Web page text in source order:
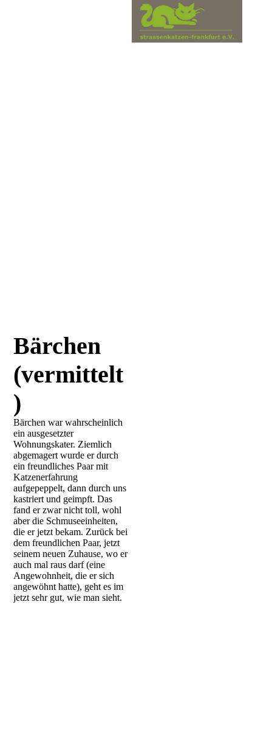
Bärchen
(vermittelt
)
Bärchen war wahrscheinlich
ein ausgesetzter
Wohnungskater. Ziemlich
abgemagert wurde er durch
ein freundliches Paar mit
Katzenerfahrung
aufgepeppelt, dann durch uns
kastriert und geimpft. Das
fand er zwar nicht toll, wohl
aber die Schmuseeinheiten,
die er jetzt bekam. Zurück bei
dem freundlichen Paar, jetzt
seinem neuen Zuhause, wo er
auch mal raus darf (eine
Angewohnheit, die er sich
angewöhnt hatte), geht es im
jetzt sehr gut, wie man sieht.